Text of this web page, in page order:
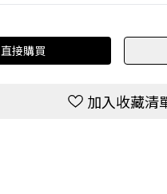
直接購買
加入收藏清